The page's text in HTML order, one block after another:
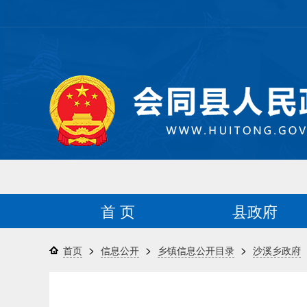
首 页 县政府
首页 > 信息公开 > 乡镇信息公开目录 > 沙溪乡政府